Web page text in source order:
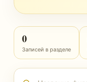
Записей в разделе
0